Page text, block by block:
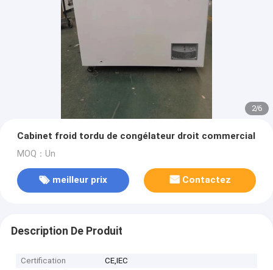
2/6
Cabinet froid tordu de congélateur droit commercial
MOQ：Un
meilleur prix Contactez
Description De Produit
Certification
CE,IEC